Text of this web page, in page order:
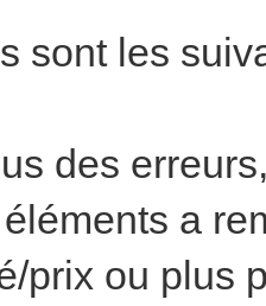
sont les
des
a
prix ou plus